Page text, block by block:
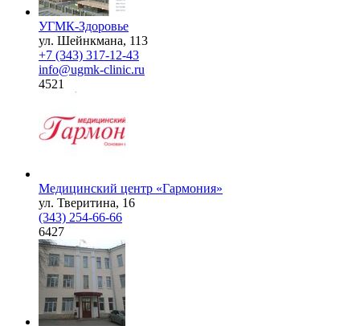
УГМК-Здоровье
ул. Шейнкмана, 113
+7 (343) 317-12-43
info@ugmk-clinic.ru
4521
Медицинский центр «Гармония»
ул. Тверитина, 16
(343) 254-66-66
6427